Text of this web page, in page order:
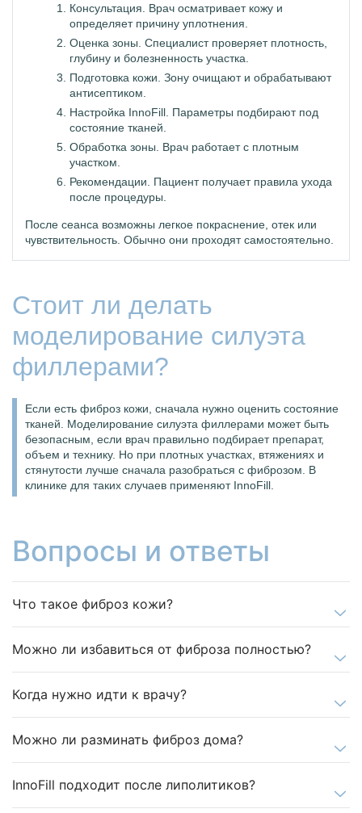
Консультация. Врач осматривает кожу и
определяет причину уплотнения.
Оценка зоны. Специалист проверяет плотность,
глубину и болезненность участка.
Подготовка кожи. Зону очищают и обрабатывают
антисептиком.
Настройка InnoFill. Параметры подбирают под
состояние тканей.
Обработка зоны. Врач работает с плотным
участком.
Рекомендации. Пациент получает правила ухода
после процедуры.
После сеанса возможны легкое покраснение, отек или
чувствительность. Обычно они проходят самостоятельно.
Стоит ли делать
моделирование силуэта
филлерами?
Если есть фиброз кожи, сначала нужно оценить состояние
тканей. Моделирование силуэта филлерами может быть
безопасным, если врач правильно подбирает препарат,
объем и технику. Но при плотных участках, втяжениях и
стянутости лучше сначала разобраться с фиброзом. В
клинике для таких случаев применяют InnoFill.
Вопросы и ответы
Что такое фиброз кожи?
Можно ли избавиться от фиброза полностью?
Когда нужно идти к врачу?
Можно ли разминать фиброз дома?
InnoFill подходит после липолитиков?